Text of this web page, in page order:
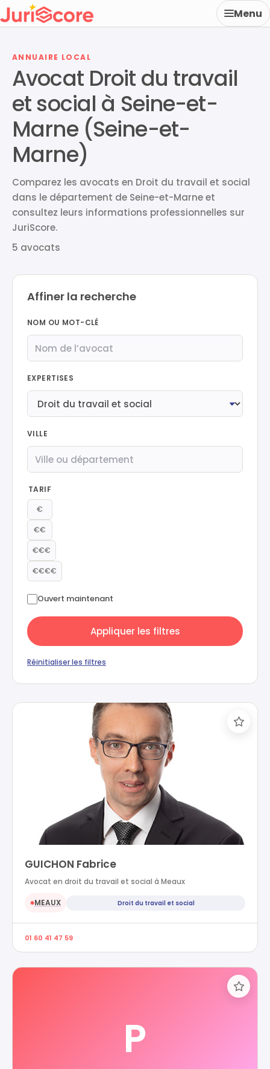
Menu
ANNUAIRE LOCAL
Avocat Droit du travail
et social à Seine-et-
Marne (Seine-et-
Marne)
Comparez les avocats en Droit du travail et social
dans le département de Seine-et-Marne et
consultez leurs informations professionnelles sur
JuriScore.
5 avocats
Affiner la recherche
NOM OU MOT-CLÉ
EXPERTISES
VILLE
TARIF
€
€€
€€€
€€€€
Ouvert maintenant
Appliquer les filtres
Réinitialiser les filtres
GUICHON Fabrice
Avocat en droit du travail et social à Meaux
●MEAUX Droit du travail et social
01 60 41 47 59
P